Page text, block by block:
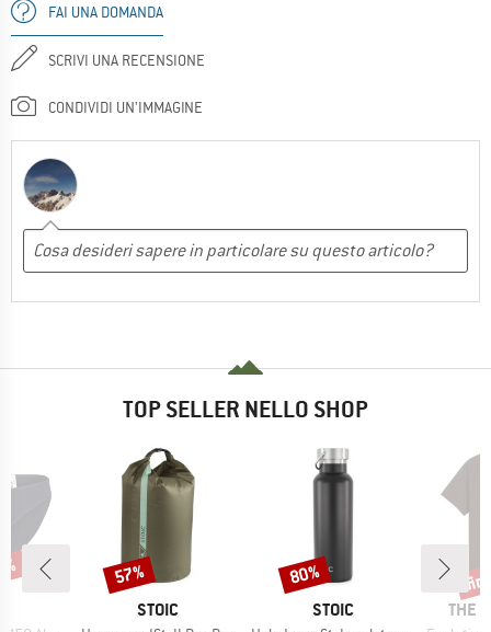
FAI UNA DOMANDA
SCRIVI UNA RECENSIONE
CONDIVIDI UN'IMMAGINE
TOP SELLER NELLO SHOP
MARCHIO
STOIC
Sconto
57%
MARCHIO
STOIC
Sconto
80%
THE